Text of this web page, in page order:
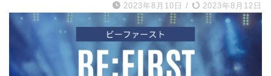
2023年8月10日 / 2023年8月12日